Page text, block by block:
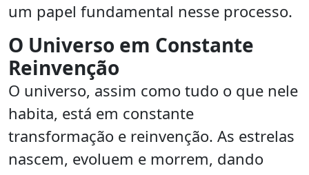
um papel fundamental nesse processo.
O Universo em Constante
Reinvenção
O universo, assim como tudo o que nele
habita, está em constante
transformação e reinvenção. As estrelas
nascem, evoluem e morrem, dando